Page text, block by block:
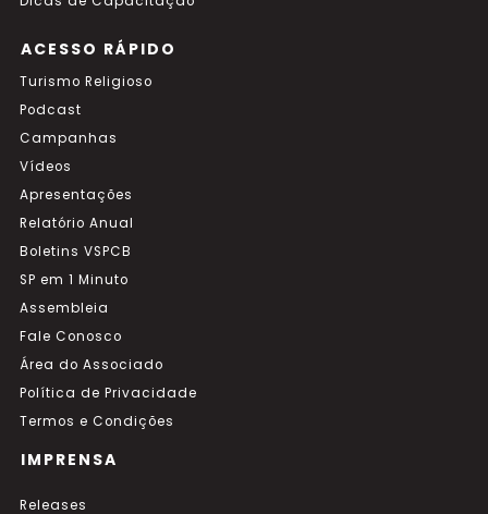
ACESSO RÁPIDO
Turismo Religioso
Podcast
Campanhas
Vídeos
Apresentações
Relatório Anual
Boletins VSPCB
SP em 1 Minuto
Assembleia
Fale Conosco
Área do Associado
Política de Privacidade
Termos e Condições
IMPRENSA
Releases